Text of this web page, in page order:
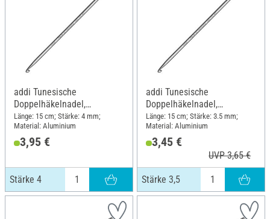
addi Tunesische
Doppelhäkelnadel,
Aluminium, Stärke 4
Länge: 15 cm; Stärke: 4 mm;
Material: Aluminium
3,95 €
Stärke 4
addi Tunesische
Doppelhäkelnadel,
Aluminium, Stärke 3,5
Länge: 15 cm; Stärke: 3.5 mm;
Material: Aluminium
3,45 €
UVP 3,65 €
Stärke 3,5